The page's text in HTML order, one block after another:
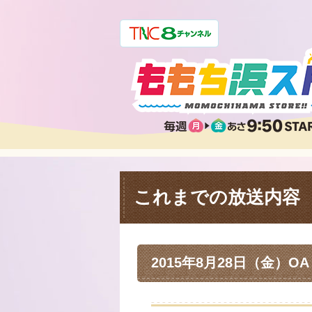
これまでの放送内容
2015年8月28日（金）OA